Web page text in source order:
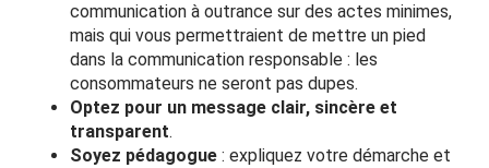
communication à outrance sur des actes minimes,
mais qui vous permettraient de mettre un pied
dans la communication responsable : les
consommateurs ne seront pas dupes.
Optez pour un message clair, sincère et
transparent.
Soyez pédagogue : expliquez votre démarche et